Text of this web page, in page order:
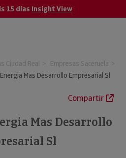
15 días Insight View
Ciudad Real
Empresas Saceruela
Mas Desarrollo Empresarial Sl
Compartir
Mas Desarrollo
Sl